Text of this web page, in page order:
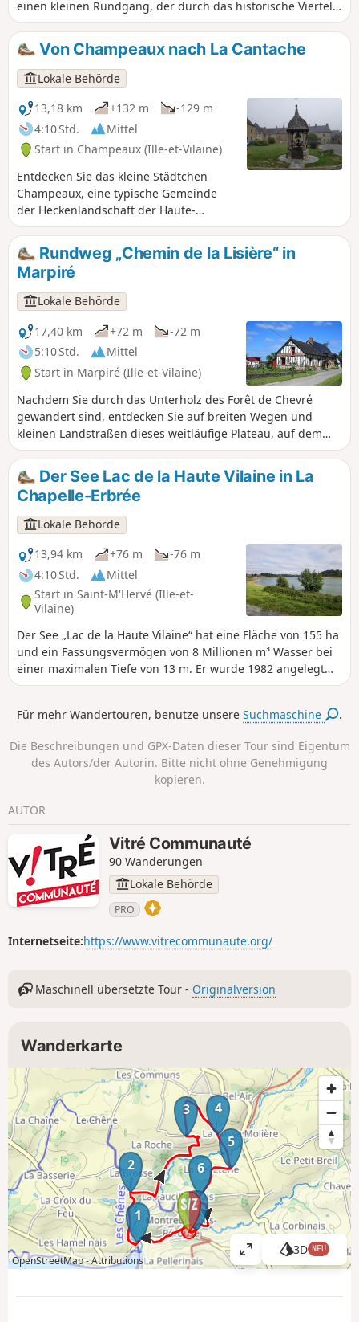
einen kleinen Rundgang, der durch das historische Viertel,
zum Schloss, durch kleine Gassen und zum Jardin du Parc
führt.Von Champeaux nach La Cantache
Lokale Behörde
13,18 km
+132 m
-129 m
4:10 Std.
Mittel
Start in Champeaux (Ille-et-Vilaine)
Entdecken Sie das kleine Städtchen
Champeaux, eine typische Gemeinde
der Heckenlandschaft der Haute-
Bretagne, mit seiner riesigen
Stiftskirche und begeben Sie sich dann
auf die Wege der Heckenlandschaft, um
zum 140 ha großen Stausee La Cantache
zu gelangen, der 1995 angelegt wurde,
um den Niedrigwasserstand der Vilaine
zu sichern und Hochwasser abzufedern.
Rundweg „Chemin de la Lisière“ in
Marpiré
Lokale Behörde
17,40 km
+72 m
-72 m
5:10 Std.
Mittel
Start in Marpiré (Ille-et-Vilaine)
Nachdem Sie durch das Unterholz des Forêt de Chevré
gewandert sind, entdecken Sie auf breiten Wegen und
kleinen Landstraßen dieses weitläufige Plateau, auf dem
sich Getreidefelder mit grünen Wiesen vermischen, um
schließlich, wie Sie begonnen haben, durch den Bois de
Briérue und am Gewässer „Orée du Bois“ in der Nähe von
Lisière zu enden.
Der See Lac de la Haute Vilaine in La
Chapelle-Erbrée
Lokale Behörde
13,94 km
+76 m
-76 m
4:10 Std.
Mittel
Start in Saint-M'Hervé (Ille-et-
Vilaine)
Der See „Lac de la Haute Vilaine“ hat eine Fläche von 155 ha
und ein Fassungsvermögen von 8 Millionen m³ Wasser bei
einer maximalen Tiefe von 13 m. Er wurde 1982 angelegt
und dient dazu, die winterlichen Hochwasserspitzen der
Rennes zu dämpfen. Bei einem Rundgang um den See kann
Für mehr Wandertouren, benutze unsereSuchmaschine .
Die Beschreibungen und GPX-Daten dieser Tour sind Eigentum
des Autors/der Autorin. Bitte nicht ohne Genehmigung
kopieren.
AUTOR
Vitré Communauté
90 Wanderungen
Lokale Behörde
PRO
Internetseite:https://www.vitrecommunaute.org/
Maschinell übersetzte Tour - Originalversion
Wanderkarte
1
2
3
4
5
6
7
OpenStreetMap -Attributions
K
a
3D NEU